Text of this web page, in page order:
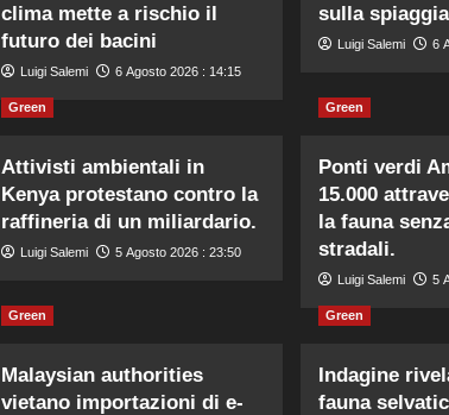
clima mette a rischio il
futuro dei bacini
Luigi Salemi 6 Agosto 2026 : 14:15
sulla spiaggia
Luigi Salemi 6
Green
Attivisti ambientali in
Kenya protestano contro la
raffineria di un miliardario.
Luigi Salemi 5 Agosto 2026 : 23:50
Green
Ponti verdi
15.000
la fauna
stradali.
Luigi Salemi 5
Green
Malaysian authorities
vietano importazioni di e-
Green
Indagine
fauna